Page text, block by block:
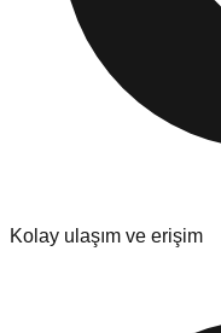
Kolay ulaşım ve erişim